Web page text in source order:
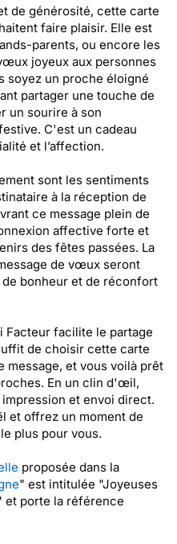
de générosité, cette carte
faire plaisir. Elle est
parents, ou encore les
joyeux aux personnes
soyez un proche éloigné
partager une touche de
un sourire à son
C'est un cadeau
et l’affection.
sont les sentiments
à la réception de
ce message plein de
affective forte et
des fêtes passées. La
de vœux seront
bonheur et de réconfort
Facteur facilite le partage
de choisir cette carte
et vous voilà prêt
En un clin d'œil,
et envoi direct.
et offrez un moment de
plus pour vous.
proposée dans la
" est intitulée "Joyeuses
et porte la référence